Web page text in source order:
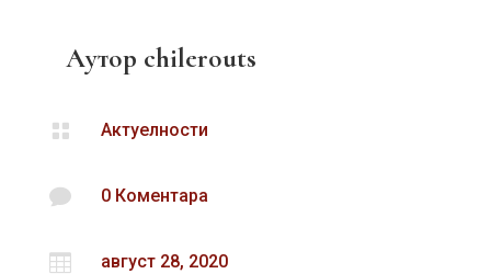
Аутор chilerouts
 Актуелности
 0 Коментара
 август 28, 2020